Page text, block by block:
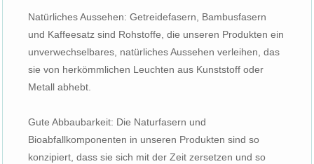
Natürliches Aussehen: Getreidefasern, Bambusfasern
und Kaffeesatz sind Rohstoffe, die unseren Produkten ein
unverwechselbares, natürliches Aussehen verleihen, das
sie von herkömmlichen Leuchten aus Kunststoff oder
Metall abhebt.
Gute Abbaubarkeit: Die Naturfasern und
Bioabfallkomponenten in unseren Produkten sind so
konzipiert, dass sie sich mit der Zeit zersetzen und so